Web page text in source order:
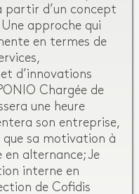
partir d’un concept
approche qui
en termes de
d’innovations
Chargée de
une heure
son entreprise,
que sa motivation à
alternance; Je
interne en
de Cofidis